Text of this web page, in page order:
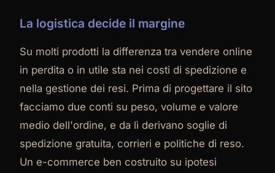
La logistica decide il margine
Su molti prodotti la differenza tra vendere online
in perdita o in utile sta nei costi di spedizione e
nella gestione dei resi. Prima di progettare il sito
facciamo due conti su peso, volume e valore
medio dell'ordine, e da lì derivano soglie di
spedizione gratuita, corrieri e politiche di reso.
Un e-commerce ben costruito su ipotesi